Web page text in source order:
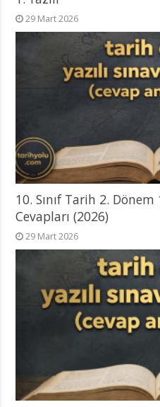
29 Mart 2026
10. Sınıf Tarih 2. Dönem
Cevapları (2026)
29 Mart 2026